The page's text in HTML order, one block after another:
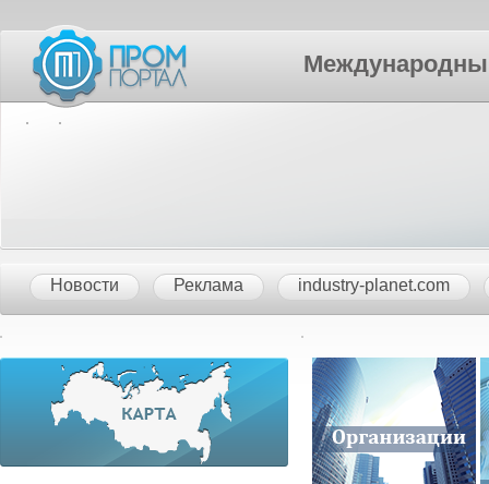
Международный
Новости Реклама industry-planet.com